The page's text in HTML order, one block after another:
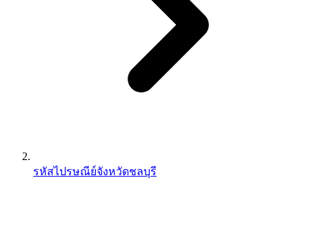
รหัสไปรษณีย์จังหวัดชลบุรี